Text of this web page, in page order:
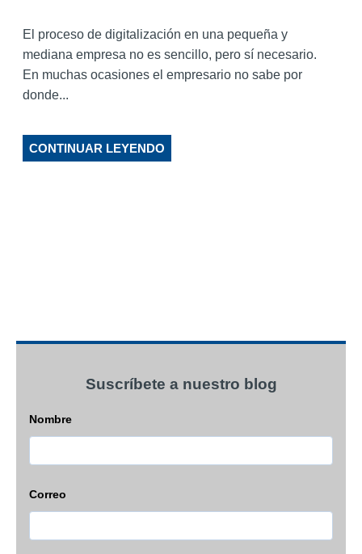
El proceso de digitalización en una pequeña y
mediana empresa no es sencillo, pero sí necesario.
En muchas ocasiones el empresario no sabe por
donde...
CONTINUAR LEYENDO
Suscríbete a nuestro blog
Nombre
Correo